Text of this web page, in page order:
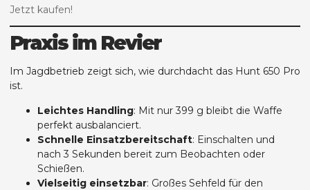
Jetzt kaufen!
Praxis im Revier
Im Jagdbetrieb zeigt sich, wie durchdacht das Hunt 650 Pro
ist.
Leichtes Handling: Mit nur 399 g bleibt die Waffe
perfekt ausbalanciert.
Schnelle Einsatzbereitschaft: Einschalten und
nach 3 Sekunden bereit zum Beobachten oder
Schießen.
Vielseitig einsetzbar: Großes Sehfeld für den